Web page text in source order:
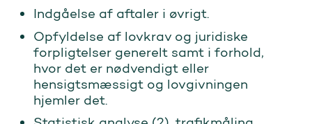
Indgåelse af aftaler i øvrigt.
Opfyldelse af lovkrav og juridiske
forpligtelser generelt samt i forhold,
hvor det er nødvendigt eller
hensigtsmæssigt og lovgivningen
hjemler det.